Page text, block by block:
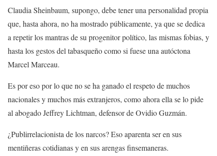
Claudia Sheinbaum, supongo, debe tener una personalidad propia
que, hasta ahora, no ha mostrado públicamente, ya que se dedica
a repetir los mantras de su progenitor político, las mismas fobias, y
hasta los gestos del tabasqueño como si fuese una autóctona
Marcel Marceau.
Es por eso por lo que no se ha ganado el respeto de muchos
nacionales y muchos más extranjeros, como ahora ella se lo pide
al abogado Jeffrey Lichtman, defensor de Ovidio Guzmán.
¿Publirrelacionista de los narcos? Eso aparenta ser en sus
mentiñeras cotidianas y en sus arengas finsemaneras.